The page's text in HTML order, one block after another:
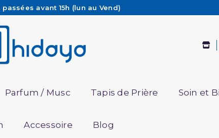
avant 15h (lun au Vend)
? Retrouvez notre FAQ
à partir de 65€ d'achat*
Parfum / Musc Tapis de Prière Soin et
Accessoire Blog